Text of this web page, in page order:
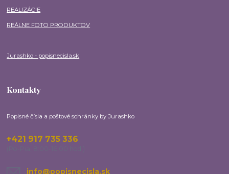
REALIZÁCIE
REÁLNE FOTO PRODUKTOV
Jurashko - popisnecisla.sk
Kontakty
Popisné čísla a poštové schránky by Jurashko
+421 917 735 336
info@popisnecisla.sk